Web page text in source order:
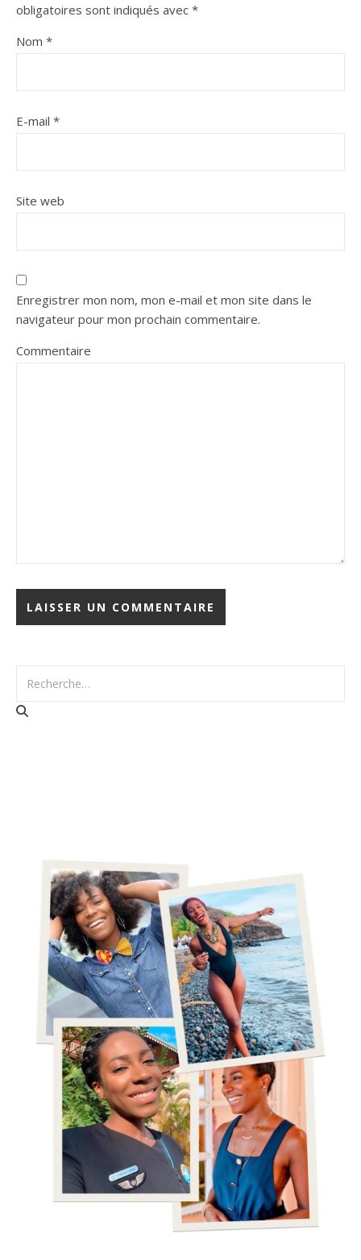
obligatoires sont indiqués avec *
Nom *
E-mail *
Site web
Enregistrer mon nom, mon e-mail et mon site dans le
navigateur pour mon prochain commentaire.
Commentaire